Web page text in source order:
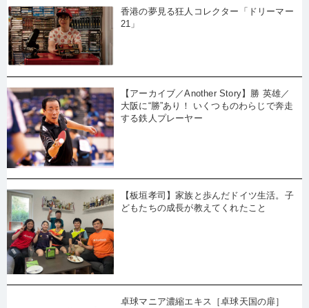
香港の夢見る狂人コレクター「ドリーマー
21」
【アーカイブ／Another Story】勝 英雄／
大阪に“勝”あり！ いくつものわらじで奔走
する鉄人プレーヤー
【板垣孝司】家族と歩んだドイツ生活。子
どもたちの成長が教えてくれたこと
卓球マニア濃縮エキス［卓球天国の扉］